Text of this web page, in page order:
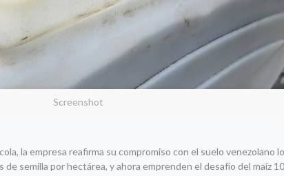
Screenshot
la empresa reafirma su compromiso con el suelo venezolano
semilla por hectárea, y ahora emprenden el desafío del maíz